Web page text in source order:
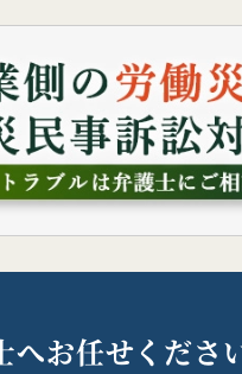
へお任せくださ